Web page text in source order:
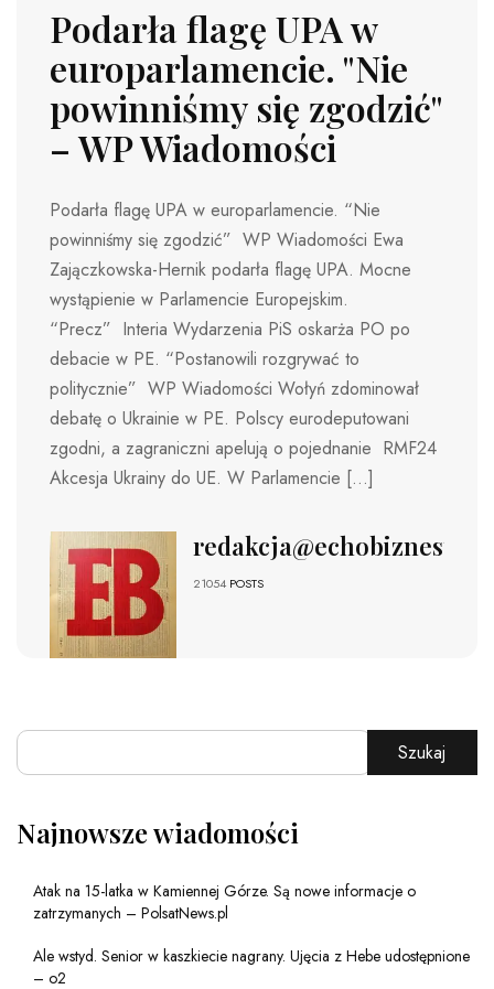
Podarła flagę UPA w
europarlamencie. "Nie
powinniśmy się zgodzić"
– WP Wiadomości
Podarła flagę UPA w europarlamencie. “Nie
powinniśmy się zgodzić” WP Wiadomości Ewa
Zajączkowska-Hernik podarła flagę UPA. Mocne
wystąpienie w Parlamencie Europejskim.
“Precz” Interia Wydarzenia PiS oskarża PO po
debacie w PE. “Postanowili rozgrywać to
politycznie” WP Wiadomości Wołyń zdominował
debatę o Ukrainie w PE. Polscy eurodeputowani
zgodni, a zagraniczni apelują o pojednanie RMF24
Akcesja Ukrainy do UE. W Parlamencie […]
redakcja@echobiznesu.pl
21054 POSTS
Szukaj
Najnowsze wiadomości
Atak na 15-latka w Kamiennej Górze. Są nowe informacje o
zatrzymanych – PolsatNews.pl
Ale wstyd. Senior w kaszkiecie nagrany. Ujęcia z Hebe udostępnione
– o2